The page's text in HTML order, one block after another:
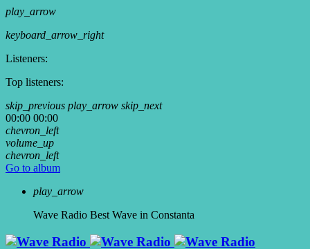
play_arrow
keyboard_arrow_right
Listeners:
Top listeners:
skip_previous play_arrow skip_next
00:00 00:00
chevron_left
volume_up
chevron_left
Go to album
play_arrow
Wave Radio Best Wave in Constanta